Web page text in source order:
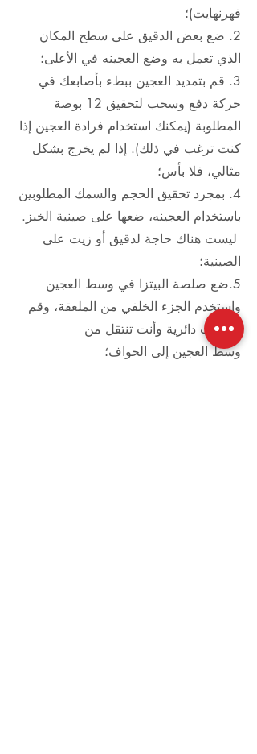
فهرنهايت)؛
2. ضع بعض الدقيق على سطح المكان
الذي تعمل به وضع العجينه في الأعلى؛
3. قم بتمديد العجين ببطء بأصابعك في
حركة دفع وسحب لتحقيق 12 بوصة
المطلوبة (يمكنك استخدام فرادة العجين إذا
كنت ترغب في ذلك). إذا لم يخرج بشكل
مثالي، فلا بأس؛
4. بمجرد تحقيق الحجم والسمك المطلوبين
باستخدام العجينه، ضعها على صينية الخبز.
ليست هناك حاجة لدقيق أو زيت على
الصينية؛
5.ضع صلصة البيتزا في وسط العجين
واستخدم الجزء الخلفي من الملعقة، وقم
بحركات دائرية وأنت تنتقل من
وسط العجين إلى الحواف؛